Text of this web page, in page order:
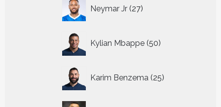
Neymar Jr 27
producten
Kylian Mbappe 50
producten
Karim Benzema 25
producten